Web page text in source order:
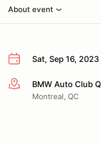
About event
Sat, Sep 16, 2023
More infoBMW Auto Club
Montreal, QC